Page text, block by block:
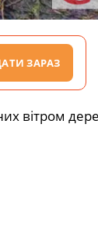
ЗАРАЗ
вітром